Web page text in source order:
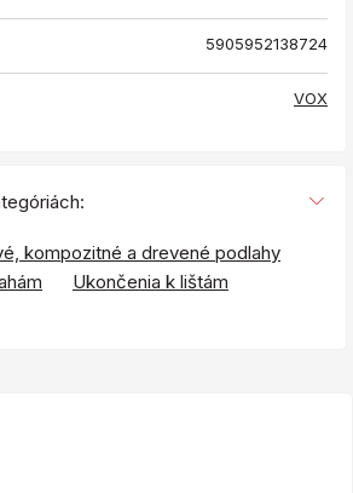
5905952138724
VOX
kompozitné a drevené podlahy
Ukončenia k lištám